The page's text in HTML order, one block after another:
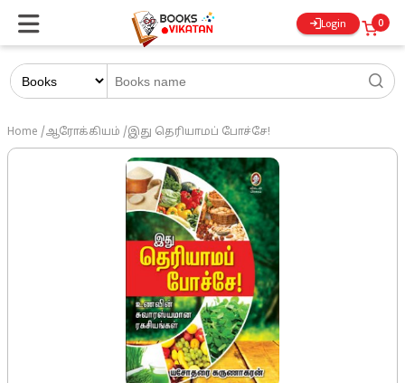
Login 0
Home /ஆரோக்கியம் /இது தெரியாமப் போச்சே!